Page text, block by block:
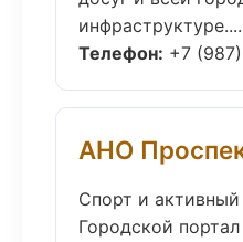
инфраструктуре....
Телефон: +7
АНО
Спорт и
Городской